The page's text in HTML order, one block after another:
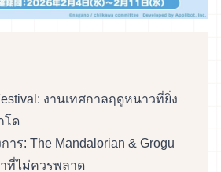
งานเทศกาลฤดูหนาวที่ยิ่ง
โด
าร: The Mandalorian & Grogu
ที่ไม่ควรพลาด